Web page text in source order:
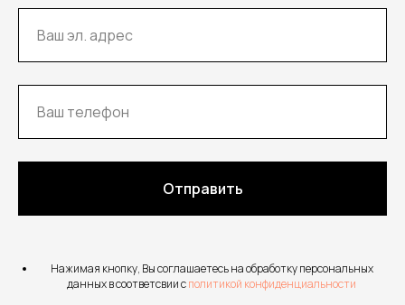
Отправить
Нажимая кнопку, Вы соглашаетесь на обработку персональных
данных в соответсвии сполитикой конфиденциальности